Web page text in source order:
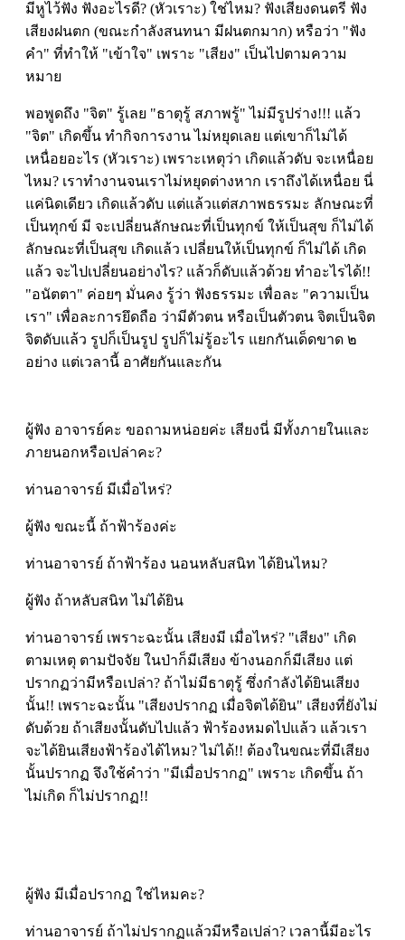
มีหูไว้ฟัง ฟังอะไรดี? (หัวเราะ) ใช่ไหม? ฟังเสียงดนตรี ฟัง
เสียงฝนตก (ขณะกำลังสนทนา มีฝนตกมาก) หรือว่า "ฟัง
คำ" ที่ทำให้ "เข้าใจ" เพราะ "เสียง" เป็นไปตามความ
หมาย
พอพูดถึง "จิต" รู้เลย "ธาตุรู้ สภาพรู้" ไม่มีรูปร่าง!!! แล้ว
"จิต" เกิดขึ้น ทำกิจการงาน ไม่หยุดเลย แต่เขาก็ไม่ได้
เหนื่อยอะไร (หัวเราะ) เพราะเหตุว่า เกิดแล้วดับ จะเหนื่อย
ไหม? เราทำงานจนเราไม่หยุดต่างหาก เราถึงได้เหนื่อย นี่
แค่นิดเดียว เกิดแล้วดับ แต่แล้วแต่สภาพธรรมะ ลักษณะที่
เป็นทุกข์ มี จะเปลี่ยนลักษณะที่เป็นทุกข์ ให้เป็นสุข ก็ไม่ได้
ลักษณะที่เป็นสุข เกิดแล้ว เปลี่ยนให้เป็นทุกข์ ก็ไม่ได้ เกิด
แล้ว จะไปเปลี่ยนอย่างไร? แล้วก็ดับแล้วด้วย ทำอะไรได้!!
"อนัตตา" ค่อยๆ มั่นคง รู้ว่า ฟังธรรมะ เพื่อละ "ความเป็น
เรา" เพื่อละการยึดถือ ว่ามีตัวตน หรือเป็นตัวตน จิตเป็นจิต
จิตดับแล้ว รูปก็เป็นรูป รูปก็ไม่รู้อะไร แยกกันเด็ดขาด ๒
อย่าง แต่เวลานี้ อาศัยกันและกัน
ผู้ฟัง อาจารย์คะ ขอถามหน่อยค่ะ เสียงนี่ มีทั้งภายในและ
ภายนอกหรือเปล่าคะ?
ท่านอาจารย์ มีเมื่อไหร่?
ผู้ฟัง ขณะนี้ ถ้าฟ้าร้องค่ะ
ท่านอาจารย์ ถ้าฟ้าร้อง นอนหลับสนิท ได้ยินไหม?
ผู้ฟัง ถ้าหลับสนิท ไม่ได้ยิน
ท่านอาจารย์ เพราะฉะนั้น เสียงมี เมื่อไหร่? "เสียง" เกิด
ตามเหตุ ตามปัจจัย ในป่าก็มีเสียง ข้างนอกก็มีเสียง แต่
ปรากฏว่ามีหรือเปล่า? ถ้าไม่มีธาตุรู้ ซึ่งกำลังได้ยินเสียง
นั้น!! เพราะฉะนั้น "เสียงปรากฏ เมื่อจิตได้ยิน" เสียงที่ยังไม่
ดับด้วย ถ้าเสียงนั้นดับไปแล้ว ฟ้าร้องหมดไปแล้ว แล้วเรา
จะได้ยินเสียงฟ้าร้องได้ไหม? ไม่ได้!! ต้องในขณะที่มีเสียง
นั้นปรากฏ จึงใช้คำว่า "มีเมื่อปรากฏ" เพราะ เกิดขึ้น ถ้า
ไม่เกิด ก็ไม่ปรากฏ!!
ผู้ฟัง มีเมื่อปรากฏ ใช่ไหมคะ?
ท่านอาจารย์ ถ้าไม่ปรากฏแล้วมีหรือเปล่า? เวลานี้มีอะไร